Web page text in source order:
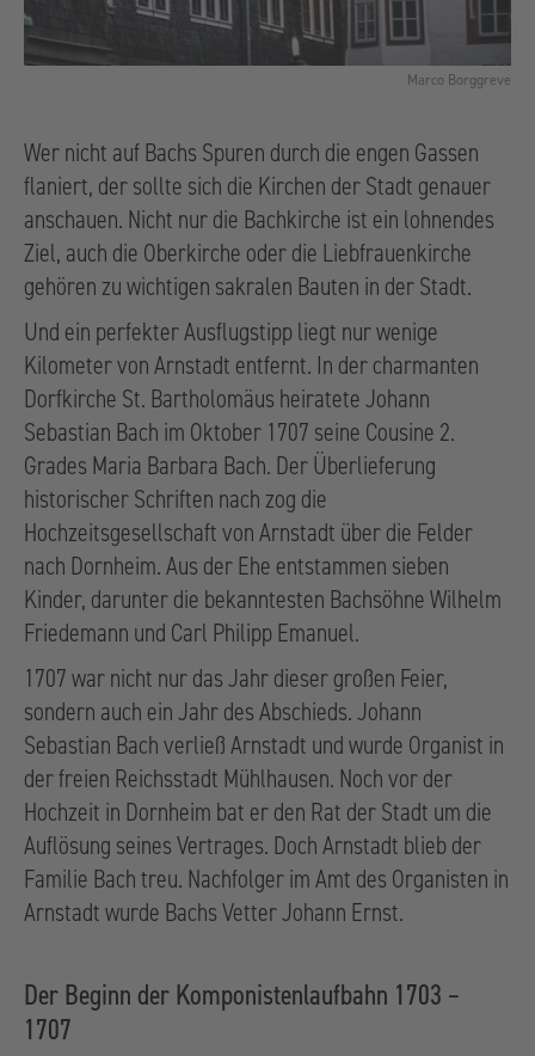
Marco Borggreve
Wer nicht auf Bachs Spuren durch die engen Gassen
flaniert, der sollte sich die Kirchen der Stadt genauer
anschauen. Nicht nur die Bachkirche ist ein lohnendes
Ziel, auch die Oberkirche oder die Liebfrauenkirche
gehören zu wichtigen sakralen Bauten in der Stadt.
Und ein perfekter Ausflugstipp liegt nur wenige
Kilometer von Arnstadt entfernt. In der charmanten
Dorfkirche St. Bartholomäus heiratete Johann
Sebastian Bach im Oktober 1707 seine Cousine 2.
Grades Maria Barbara Bach. Der Überlieferung
historischer Schriften nach zog die
Hochzeitsgesellschaft von Arnstadt über die Felder
nach Dornheim. Aus der Ehe entstammen sieben
Kinder, darunter die bekanntesten Bachsöhne Wilhelm
Friedemann und Carl Philipp Emanuel.
1707 war nicht nur das Jahr dieser großen Feier,
sondern auch ein Jahr des Abschieds. Johann
Sebastian Bach verließ Arnstadt und wurde Organist in
der freien Reichsstadt Mühlhausen. Noch vor der
Hochzeit in Dornheim bat er den Rat der Stadt um die
Auflösung seines Vertrages. Doch Arnstadt blieb der
Familie Bach treu. Nachfolger im Amt des Organisten in
Arnstadt wurde Bachs Vetter Johann Ernst.
Der Beginn der Komponistenlaufbahn 1703 –
1707